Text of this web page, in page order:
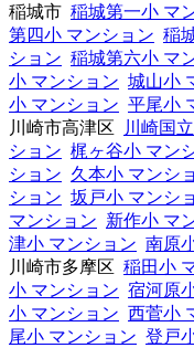
稲城市 稲城第一小 マ
第四小 マンション 稲
ション 稲城第六小 マ
小 マンション 城山小
小 マンション 平尾小
川崎市高津区
川崎国
ション 梶ヶ谷小 マン
ション 久本小 マンシ
ション 坂戸小 マンシ
マンション 新作小 マ
津小 マンション 南原
川崎市多摩区 稲田小
小 マンション 宿河原
小 マンション 西菅小
尾小 マンション 登戸